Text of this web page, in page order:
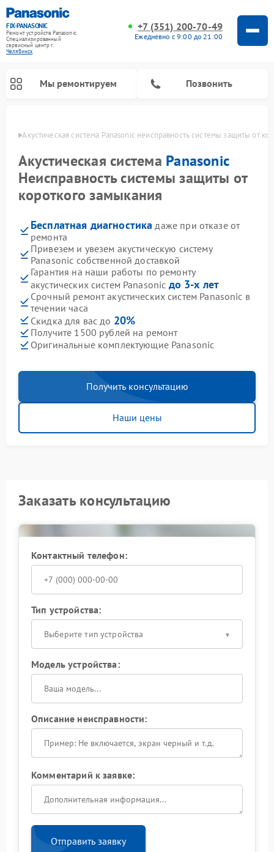
FIX-PANASONIC
Ремонт устройств Panasonic
Специализированный
cервисный центр г.
Челябинск
+7 (351) 200-70-49
Ежедневно с 9:00 до 21:00
Мы ремонтируем Позвонить
Акустическая система Panasonic неисправность системы защиты от
Акустическая система Panasonic
Неисправность системы защиты от
короткого замыкания
Бесплатная диагностика даже при отказе от
ремонта
Привезем и увезем акустическую систему
Panasonic собственной доставкой
Гарантия на наши работы по ремонту
акустических систем Panasonic до 3-х лет
Срочный ремонт акустических систем Panasonic в
течении часа
Скидка для вас до 20%
Получите 1500 рублей на ремонт
Оригинальные комплектующие Panasonic
Получить консультацию
Наши цены
Заказать консультацию
Контактный телефон:
Тип устройства:
Выберите тип устройства
Модель устройства:
Описание неисправности:
Комментарий к заявке:
Отправить заявку